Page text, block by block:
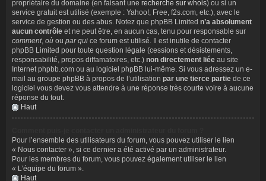
propriétaire du domaine (en faisant une recherche sur whois) ou si un
service gratuit est utilisé (exemple : Yahoo!, Free, f2s.com, etc.), avec le
service de gestion ou des abus. Notez que phpBB Limited n’a absolument
aucun contrôle et ne peut être, en aucun cas, tenu pour responsable sur
comment, où ou par qui ce forum est utilisé. Il est inutile de contacter
phpBB Limited pour toute question légale (cessions et désistements,
responsabilité, propos diffamatoires, etc.) non directement liée au site
Internet phpbb.com ou au logiciel phpBB lui-même. Si vous adressez un e-
mail au groupe phpBB à propos de l’utilisation par une tierce partie de ce
logiciel vous devez vous attendre à une réponse très courte voire à aucune
réponse du tout.
Haut
Pour l’ensemble des utilisateurs du forum, vous pouvez utiliser le lien
« Nous contacter », si ce dernier a été activé par un administrateur.
Pour les membres du forum, vous pouvez également utiliser le lien
« L’équipe du forum ».
Haut